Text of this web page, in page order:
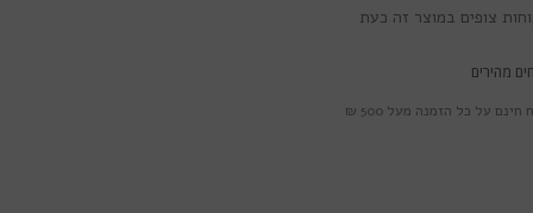
מהירים
על כל הזמנה מעל 500 ₪